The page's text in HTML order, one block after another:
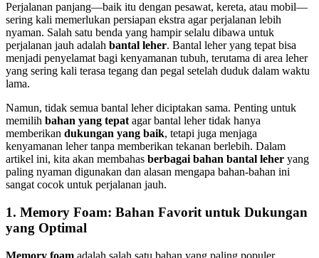
Perjalanan panjang—baik itu dengan pesawat, kereta, atau mobil—
sering kali memerlukan persiapan ekstra agar perjalanan lebih
nyaman. Salah satu benda yang hampir selalu dibawa untuk
perjalanan jauh adalah bantal leher. Bantal leher yang tepat bisa
menjadi penyelamat bagi kenyamanan tubuh, terutama di area leher
yang sering kali terasa tegang dan pegal setelah duduk dalam waktu
lama.
Namun, tidak semua bantal leher diciptakan sama. Penting untuk
memilih bahan yang tepatagar bantal leher tidak hanya
memberikan dukungan yang baik, tetapi juga menjaga
kenyamanan leher tanpa memberikan tekanan berlebih. Dalam
artikel ini, kita akan membahas berbagai bahan bantal leher yang
paling nyaman digunakan dan alasan mengapa bahan-bahan ini
sangat cocok untuk perjalanan jauh.
1. Memory Foam: Bahan Favorit untuk Dukungan
yang Optimal
Memory foam adalah salah satu bahan yang paling populer